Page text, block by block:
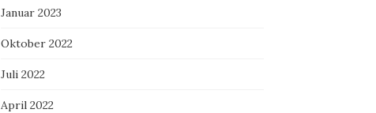
Januar 2023
Oktober 2022
Juli 2022
April 2022